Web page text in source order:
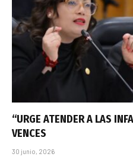
“URGE ATENDER A LAS
VENCES
30 junio, 2026